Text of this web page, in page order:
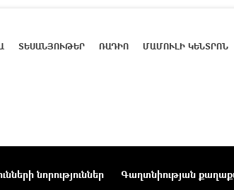
ՏԵՍԱՆՅՈՒԹԵՐ ՌԱԴԻՈ ՄԱՄՈՒԼԻ ԿԵՆՏՐՈՆ
նորություններ
Գաղտնիության